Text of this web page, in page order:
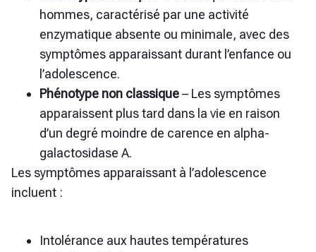
hommes, caractérisé par une activité
enzymatique absente ou minimale, avec des
symptômes apparaissant durant l’enfance ou
l’adolescence.
Phénotype non classique– Les symptômes
apparaissent plus tard dans la vie en raison
d’un degré moindre de carence en alpha-
galactosidase A.
Les symptômes apparaissant à l’adolescence
incluent :
Intolérance aux hautes températures